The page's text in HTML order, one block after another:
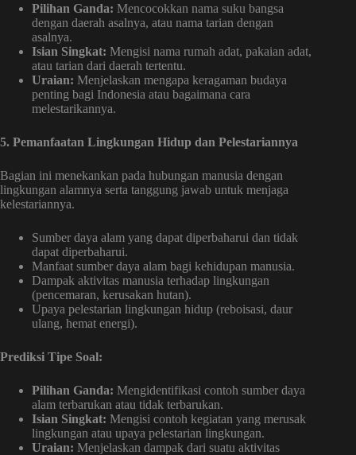
Pilihan Ganda: Mencocokkan nama suku bangsa
dengan daerah asalnya, atau nama tarian dengan
asalnya.
Isian Singkat: Mengisi nama rumah adat, pakaian adat,
atau tarian dari daerah tertentu.
Uraian: Menjelaskan mengapa keragaman budaya
penting bagi Indonesia atau bagaimana cara
melestarikannya.
5. Pemanfaatan Lingkungan Hidup dan Pelestariannya
Bagian ini menekankan pada hubungan manusia dengan
lingkungan alamnya serta tanggung jawab untuk menjaga
kelestariannya.
Sumber daya alam yang dapat diperbaharui dan tidak
dapat diperbaharui.
Manfaat sumber daya alam bagi kehidupan manusia.
Dampak aktivitas manusia terhadap lingkungan
(pencemaran, kerusakan hutan).
Upaya pelestarian lingkungan hidup (reboisasi, daur
ulang, hemat energi).
Prediksi Tipe Soal:
Pilihan Ganda: Mengidentifikasi contoh sumber daya
alam terbarukan atau tidak terbarukan.
Isian Singkat: Mengisi contoh kegiatan yang merusak
lingkungan atau upaya pelestarian lingkungan.
Uraian: Menjelaskan dampak dari suatu aktivitas